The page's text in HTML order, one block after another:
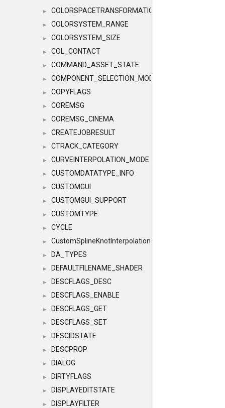
► COLORSPACETRANSFORMATION
► COLORSYSTEM_RANGE
► COLORSYSTEM_SIZE
► COL_CONTACT
► COMMAND_ASSET_STATE
► COMPONENT_SELECTION_MODES
► COPYFLAGS
► COREMSG
► COREMSG_CINEMA
► CREATEJOBRESULT
► CTRACK_CATEGORY
► CURVEINTERPOLATION_MODE
► CUSTOMDATATYPE_INFO
► CUSTOMGUI
► CUSTOMGUI_SUPPORT
► CUSTOMTYPE
► CYCLE
► CustomSplineKnotInterpolation
► DA_TYPES
► DEFAULTFILENAME_SHADER
► DESCFLAGS_DESC
► DESCFLAGS_ENABLE
► DESCFLAGS_GET
► DESCFLAGS_SET
► DESCIDSTATE
► DESCPROP
► DIALOG
► DIRTYFLAGS
► DISPLAYEDITSTATE
► DISPLAYFILTER